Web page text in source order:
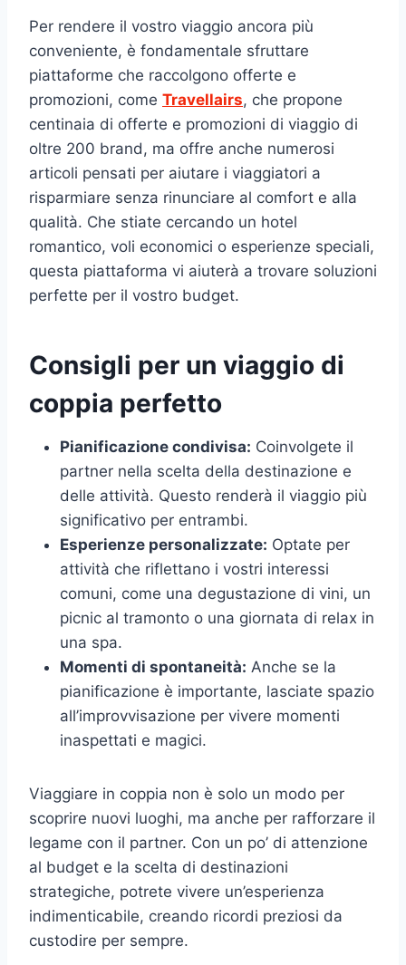
Per rendere il vostro viaggio ancora più
conveniente, è fondamentale sfruttare
piattaforme che raccolgono offerte e
promozioni, come Travellairs, che propone
centinaia di offerte e promozioni di viaggio di
oltre 200 brand, ma offre anche numerosi
articoli pensati per aiutare i viaggiatori a
risparmiare senza rinunciare al comfort e alla
qualità. Che stiate cercando un hotel
romantico, voli economici o esperienze speciali,
questa piattaforma vi aiuterà a trovare soluzioni
perfette per il vostro budget.
Consigli per un viaggio di
coppia perfetto
Pianificazione condivisa: Coinvolgete il
partner nella scelta della destinazione e
delle attività. Questo renderà il viaggio più
significativo per entrambi.
Esperienze personalizzate: Optate per
attività che riflettano i vostri interessi
comuni, come una degustazione di vini, un
picnic al tramonto o una giornata di relax in
una spa.
Momenti di spontaneità: Anche se la
pianificazione è importante, lasciate spazio
all’improvvisazione per vivere momenti
inaspettati e magici.
Viaggiare in coppia non è solo un modo per
scoprire nuovi luoghi, ma anche per rafforzare il
legame con il partner. Con un po’ di attenzione
al budget e la scelta di destinazioni
strategiche, potrete vivere un’esperienza
indimenticabile, creando ricordi preziosi da
custodire per sempre.